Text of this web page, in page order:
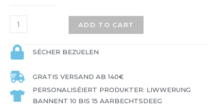
ADD TO CART
SÉCHER BEZUELEN
GRATIS VERSAND AB 140€
PERSONALISÉIERT PRODUKTER: LIWWERUNG
BANNENT 10 BIS 15 AARBECHTSDEEG